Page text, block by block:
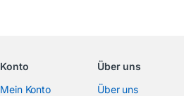
Konto
Mein Konto
Über uns
Über uns